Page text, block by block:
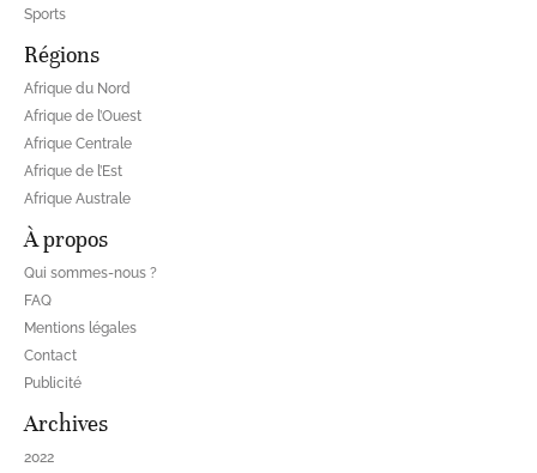
Sports
Régions
Afrique du Nord
Afrique de l’Ouest
Afrique Centrale
Afrique de l’Est
Afrique Australe
À propos
Qui sommes-nous ?
FAQ
Mentions légales
Contact
Publicité
Archives
2022